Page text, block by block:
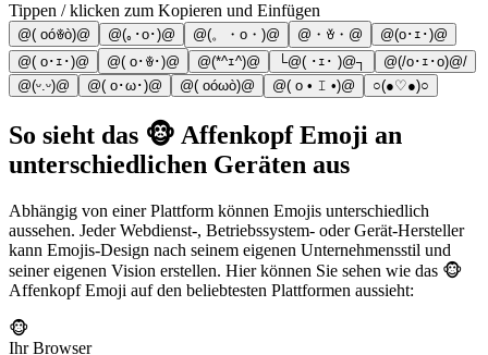
Tippen / klicken zum Kopieren und Einfügen
@( oóꎴò)@ @(｡･o･)@ @(。・o・)@ @・ꈊ・@
@(o･ｪ･)@
@( o･ｪ･)@
@( o･ꎴ･)@ @(*^ｪ^)@ └@( ･ｪ･ )@┐
@(/o･ｪ･o)@/
@(ᵕ.ᵕ)@
@( o･ω･)@ @( oóωò)@ @( o • 𝙸 •)@ ○(●♡●)○
So sieht das 🐵 Affenkopf Emoji an
unterschiedlichen Geräten aus
Abhängig von einer Plattform können Emojis unterschiedlich
aussehen. Jeder Webdienst-, Betriebssystem- oder Gerät-Hersteller
kann Emojis-Design nach seinem eigenen Unternehmensstil und
seiner eigenen Vision erstellen. Hier können Sie sehen wie das 🐵
Affenkopf Emoji auf den beliebtesten Plattformen aussieht:
🐵
Ihr Browser